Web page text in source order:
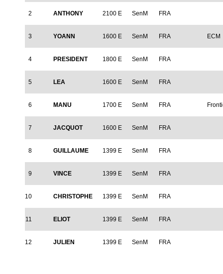
2 ANTHONY 2100 E SenM FRA
3 YOANN 1600 E SenM FRA ECM
4 PRESIDENT 1800 E SenM FRA
5 LEA 1600 E SenM FRA
6 MANU 1700 E SenM FRA
7 JACQUOT 1600 E SenM FRA
8 GUILLAUME 1399 E SenM FRA
9 VINCE 1399 E SenM FRA
10 CHRISTOPHE 1399 E SenM FRA
11 ELIOT 1399 E SenM FRA
12 JULIEN 1399 E SenM FRA